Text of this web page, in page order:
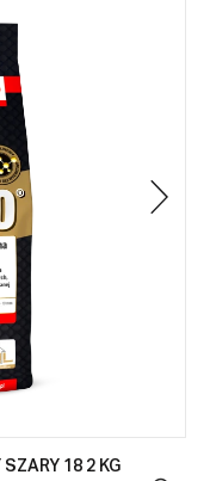
18 2 KG